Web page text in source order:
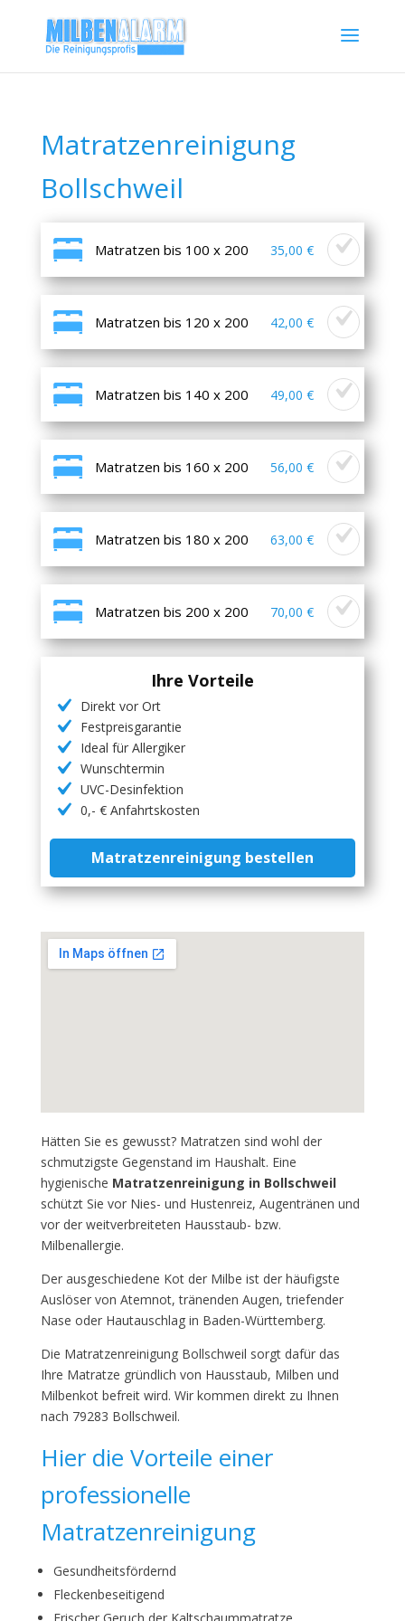
Matratzenreinigung
Bollschweil
Matratzen bis 100 x 200 35,00 €
Matratzen bis 120 x 200 42,00 €
Matratzen bis 140 x 200 49,00 €
Matratzen bis 160 x 200 56,00 €
Matratzen bis 180 x 200 63,00 €
Matratzen bis 200 x 200 70,00 €
Ihre Vorteile
Direkt vor Ort
Festpreisgarantie
Ideal für Allergiker
Wunschtermin
UVC-Desinfektion
0,- € Anfahrtskosten
Matratzenreinigung bestellen
Hätten Sie es gewusst? Matratzen sind wohl der
schmutzigste Gegenstand im Haushalt. Eine
hygienische Matratzenreinigung in Bollschweil
schützt Sie vor Nies- und Hustenreiz, Augentränen und
vor der weitverbreiteten Hausstaub- bzw.
Milbenallergie.
Der ausgeschiedene Kot der Milbe ist der häufigste
Auslöser von Atemnot, tränenden Augen, triefender
Nase oder Hautauschlag in Baden-Württemberg.
Die Matratzenreinigung Bollschweil sorgt dafür das
Ihre Matratze gründlich von Hausstaub, Milben und
Milbenkot befreit wird. Wir kommen direkt zu Ihnen
nach 79283 Bollschweil.
Hier die Vorteile einer
professionelle
Matratzenreinigung
Gesundheitsfördernd
Fleckenbeseitigend